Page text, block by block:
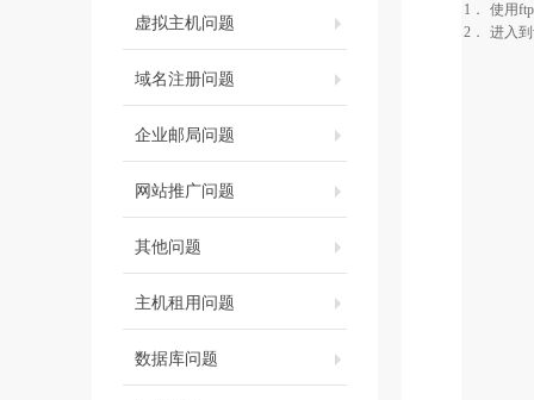
虚拟主机问题
域名注册问题
企业邮局问题
网站推广问题
其他问题
主机租用问题
数据库问题
1． 使用ftp
2．
进入到